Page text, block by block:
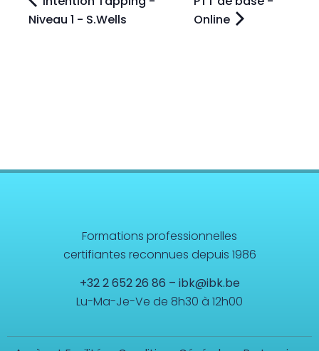
Niveau 1 - S.Wells
Online
Formations professionnelles
certifiantes reconnues depuis 1986
+32 2 652 26 86 – ibk@ibk.be
Lu-Ma-Je-Ve de 8h30 à 12h00